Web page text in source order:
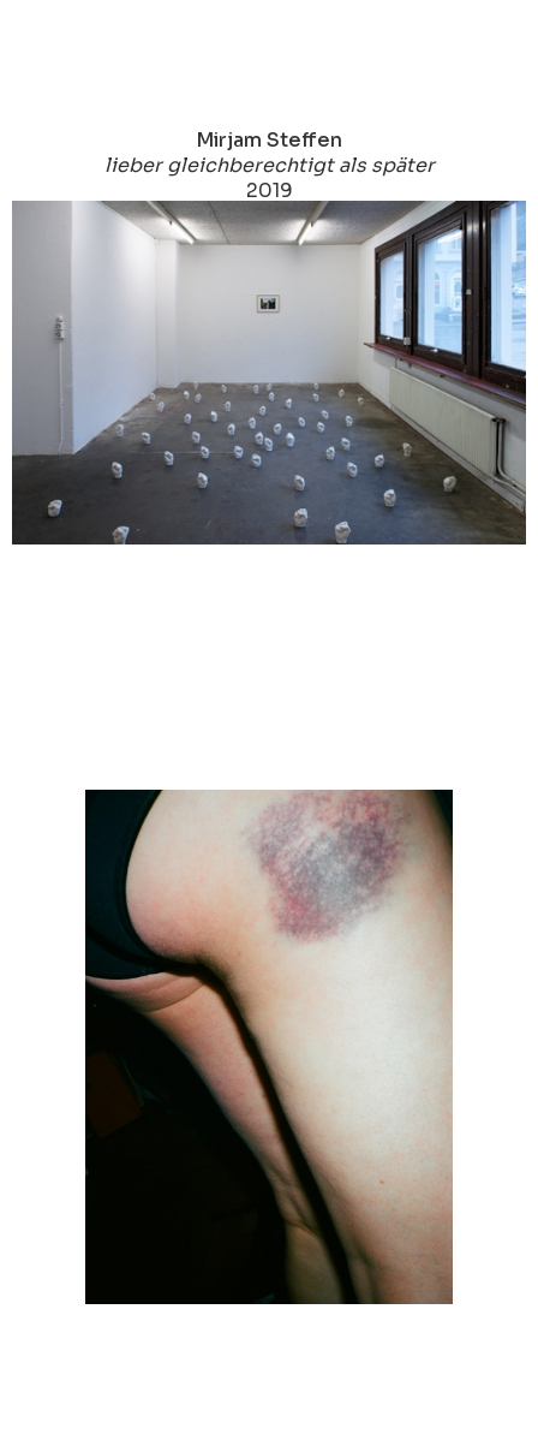
Mirjam Steffen
lieber gleichberechtigt als später
2019
Mirjam Steffen
#9 Wem Gehört die Welt?
2018